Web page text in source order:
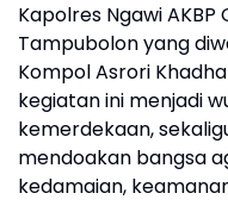
Kapolres Ngawi
Tampubolon yang
Kompol Asrori
kegiatan ini menjadi
kemerdekaan,
mendoakan bangsa
kedamaian,